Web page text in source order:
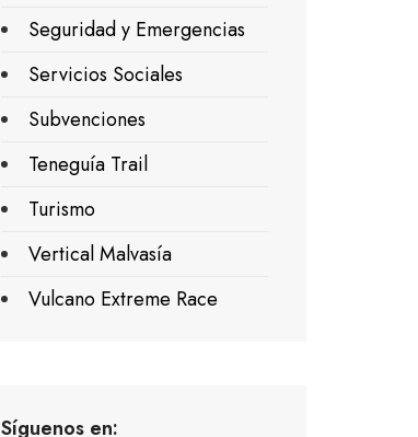
Seguridad y Emergencias
Servicios Sociales
Subvenciones
Teneguía Trail
Turismo
Vertical Malvasía
Vulcano Extreme Race
Síguenos en: